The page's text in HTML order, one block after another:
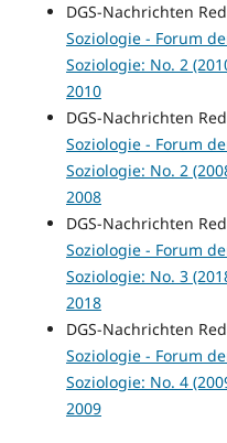
DGS-Nachrichten
Soziologie - Forum
Soziologie: No. 2
2010
DGS-Nachrichten
Soziologie - Forum
Soziologie: No. 2
2008
DGS-Nachrichten
Soziologie - Forum
Soziologie: No. 3
2018
DGS-Nachrichten
Soziologie - Forum
Soziologie: No. 4
2009